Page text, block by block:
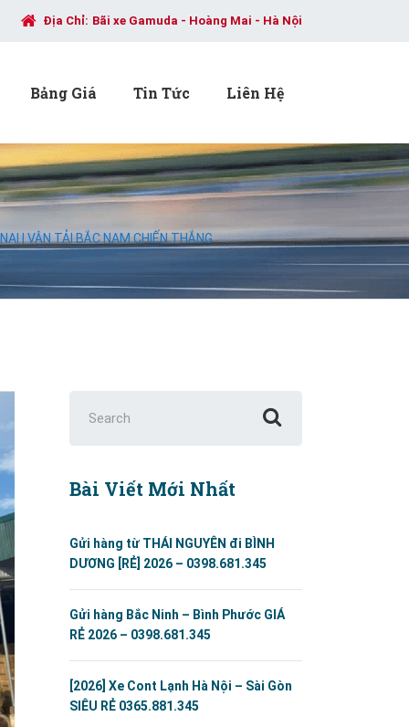
Địa Chỉ: Bãi xe Gamuda - Hoàng Mai - Hà Nội
Bảng Giá Tin Tức Liên Hệ
| VẬN TẢI BẮC NAM CHIẾN THẮNG
for:
Bài Viết Mới Nhất
Gửi hàng từ THÁI NGUYÊN đi BÌNH
DƯƠNG [RẺ] 2026 – 0398.681.345
Gửi hàng Bắc Ninh – Bình Phước GIÁ
RẺ 2026 – 0398.681.345
[2026] Xe Cont Lạnh Hà Nội – Sài Gòn
SIÊU RẺ 0365.881.345